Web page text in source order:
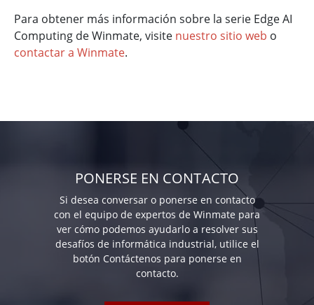
Para obtener más información sobre la serie Edge AI
Computing de Winmate, visite nuestro sitio web o
contactar a Winmate.
PONERSE EN CONTACTO
Si desea conversar o ponerse en contacto
con el equipo de expertos de Winmate para
ver cómo podemos ayudarlo a resolver sus
desafíos de informática industrial, utilice el
botón Contáctenos para ponerse en
contacto.